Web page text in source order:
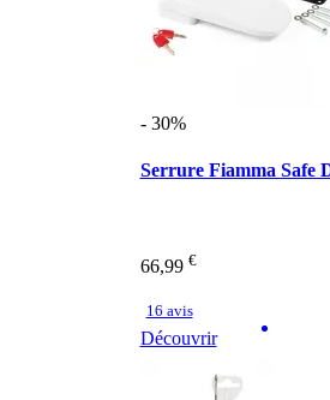
- 30%
Serrure Fiamma Safe
66,99 €
16 avis
Découvrir